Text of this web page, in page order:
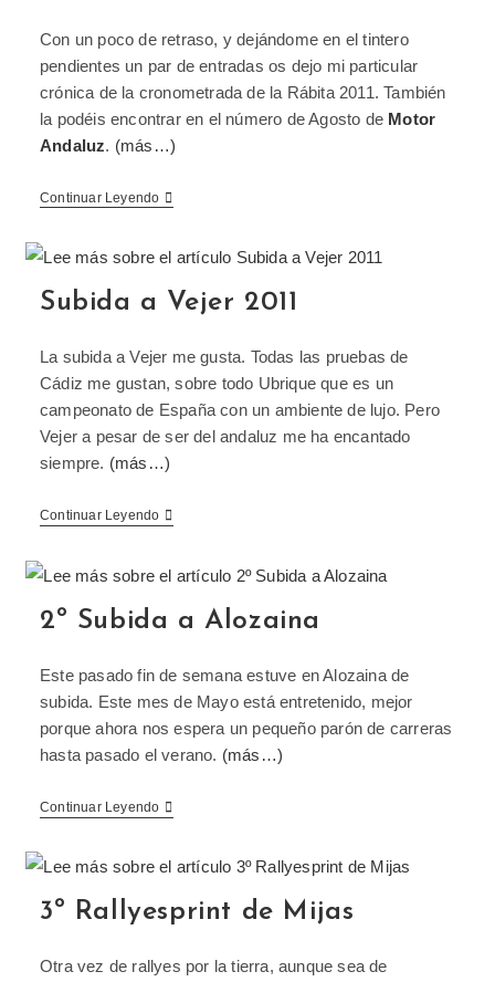
Con un poco de retraso, y dejándome en el tintero
pendientes un par de entradas os dejo mi particular
crónica de la cronometrada de la Rábita 2011. También
la podéis encontrar en el número de Agosto de Motor
Andaluz. (más…)
Continuar Leyendo
Subida a Vejer 2011
La subida a Vejer me gusta. Todas las pruebas de
Cádiz me gustan, sobre todo Ubrique que es un
campeonato de España con un ambiente de lujo. Pero
Vejer a pesar de ser del andaluz me ha encantado
siempre. (más…)
Continuar Leyendo
2º Subida a Alozaina
Este pasado fin de semana estuve en Alozaina de
subida. Este mes de Mayo está entretenido, mejor
porque ahora nos espera un pequeño parón de carreras
hasta pasado el verano. (más…)
Continuar Leyendo
3º Rallyesprint de Mijas
Otra vez de rallyes por la tierra, aunque sea de